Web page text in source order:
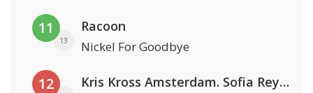
11
13
Racoon
Nickel For Goodbye
12 Kris Kross Amsterdam. Sofia Reyes & Tinie Tempah